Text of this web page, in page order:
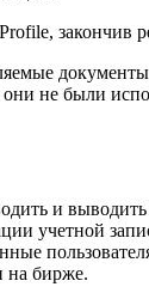
закончив
не были
и выводить
учетной
на бирже.